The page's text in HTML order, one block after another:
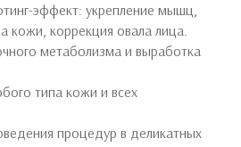
эффект: укрепление мышц,
кожи, коррекция овала лица.
метаболизма и выработка
типа кожи и всех
процедур в деликатных